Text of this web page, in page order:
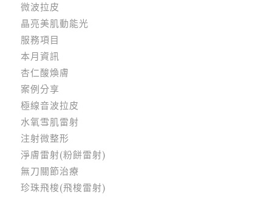
微波拉皮
晶亮美肌動能光
服務項目
本月資訊
杏仁酸煥膚
案例分享
極線音波拉皮
水氧雪肌雷射
注射微整形
淨膚雷射(粉餅雷射)
無刀關節治療
珍珠飛梭(飛梭雷射)